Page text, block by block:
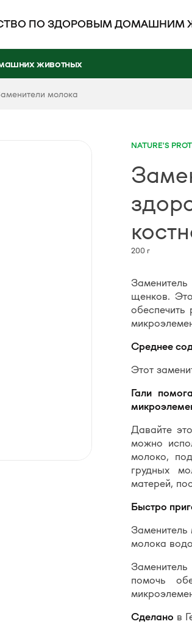
ПО ЗДОРОВЫМ ДОМАШНИМ
животных
молока
NATURE'S
200 г
щенков.
Среднее
Этот
Гали
Давайте
можно
молоко,
грудных
матерей,
Быстро
Заменитель
молока
помочь
Сделано в